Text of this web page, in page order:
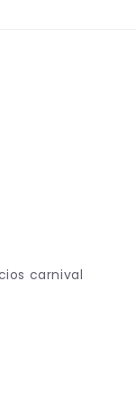
carnival